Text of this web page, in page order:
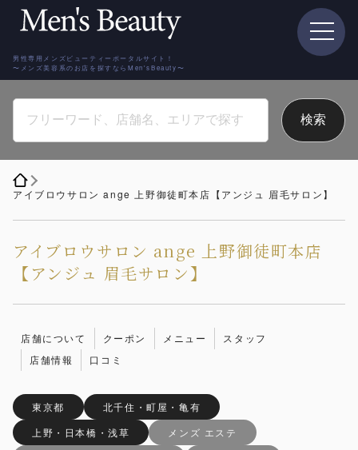
男性専用メンズビューティーポータルサイト！
〜メンズ美容系のお店を探すならMen'sBeauty〜
アイブロウサロン ange 上野御徒町本店【アンジュ 眉毛サロン】
アイブロウサロン ange 上野御徒町本店
【アンジュ 眉毛サロン】
店舗について クーポン メニュー
スタッフ
店舗情報
口コミ
東京都
北千住・町屋・亀有
上野・日本橋・浅草
メンズ エステ